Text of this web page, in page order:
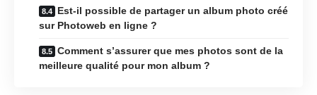
Est-il possible de partager un album photo créé
sur Photoweb en ligne ?
Comment s’assurer que mes photos sont de la
meilleure qualité pour mon album ?